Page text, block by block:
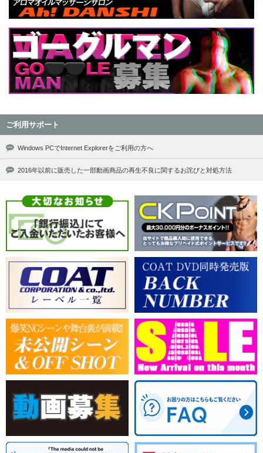
ご利用サポート
Windows PCでInternet Explorerをご利用の方へ
2016年以前に販売した一部動画商品の再生不良に関するお詫びと対処方法